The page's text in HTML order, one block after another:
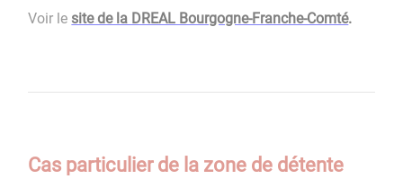
Voir le site de la DREAL Bourgogne-Franche-Comté.
Cas particulier de la zone de détente